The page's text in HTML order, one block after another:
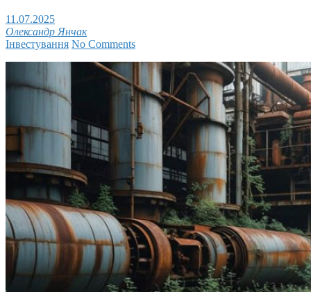
11.07.2025
Олександр Янчак
Інвестування No Comments